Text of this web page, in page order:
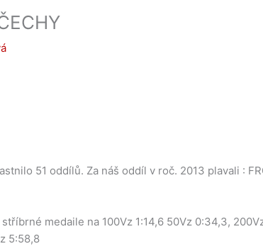
51 oddílů. Za náš oddíl v roč. 2013 plavali :
medaile na 100Vz 1:14,6 50Vz 0:34,3,
5:58,8